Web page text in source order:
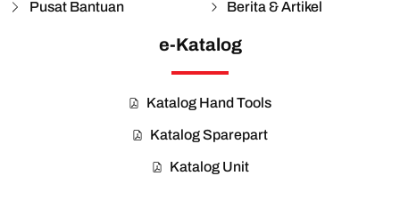
Pusat Bantuan Berita & Artikel
e-Katalog
Katalog Hand Tools
Katalog Sparepart
Katalog Unit